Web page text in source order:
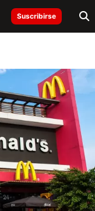
Suscribirse